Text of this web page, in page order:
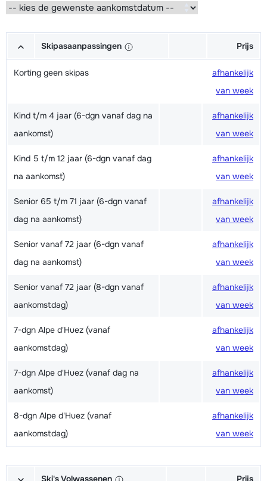
Skipasaanpassingen Prijs
Korting geen skipas
afhankelijk
van week
Kind t/m 4 jaar (6-dgn vanaf dag na
aankomst)
afhankelijk
van week
Kind 5 t/m 12 jaar (6-dgn vanaf dag
na aankomst)
afhankelijk
van week
Senior 65 t/m 71 jaar (6-dgn vanaf
dag na aankomst)
afhankelijk
van week
Senior vanaf 72 jaar (6-dgn vanaf
dag na aankomst)
afhankelijk
van week
Senior vanaf 72 jaar (8-dgn vanaf
aankomstdag)
afhankelijk
van week
7-dgn Alpe d'Huez (vanaf
aankomstdag)
afhankelijk
van week
7-dgn Alpe d'Huez (vanaf dag na
aankomst)
afhankelijk
van week
8-dgn Alpe d'Huez (vanaf
aankomstdag)
afhankelijk
van week
Ski's Volwassenen Prijs